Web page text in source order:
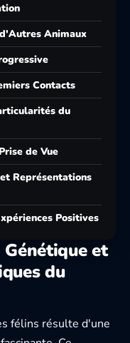
Animaux
Contacts
du
de Vue
Représentations
Positives
et
du
félins résulte d'une